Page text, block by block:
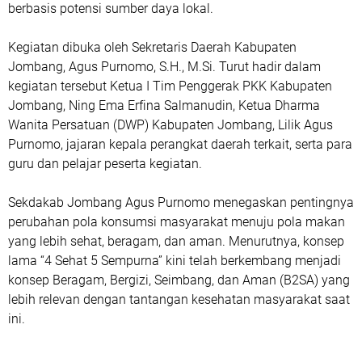
berbasis potensi sumber daya lokal.
Kegiatan dibuka oleh Sekretaris Daerah Kabupaten
Jombang, Agus Purnomo, S.H., M.Si. Turut hadir dalam
kegiatan tersebut Ketua I Tim Penggerak PKK Kabupaten
Jombang, Ning Ema Erfina Salmanudin, Ketua Dharma
Wanita Persatuan (DWP) Kabupaten Jombang, Lilik Agus
Purnomo, jajaran kepala perangkat daerah terkait, serta para
guru dan pelajar peserta kegiatan.
Sekdakab Jombang Agus Purnomo menegaskan pentingnya
perubahan pola konsumsi masyarakat menuju pola makan
yang lebih sehat, beragam, dan aman. Menurutnya, konsep
lama “4 Sehat 5 Sempurna” kini telah berkembang menjadi
konsep Beragam, Bergizi, Seimbang, dan Aman (B2SA) yang
lebih relevan dengan tantangan kesehatan masyarakat saat
ini.